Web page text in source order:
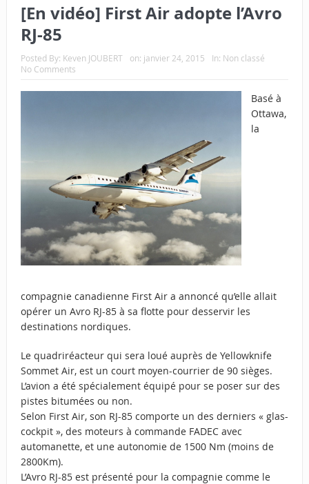
[En vidéo] First Air adopte l’Avro
RJ-85
Posted By: Keven JOUBERT on: janvier 24, 2015 In: Non classé
No Comments
Basé à
Ottawa,
la
compagnie canadienne First Air a annoncé qu’elle allait
opérer un Avro RJ-85 à sa flotte pour desservir les
destinations nordiques.
Le quadriréacteur qui sera loué auprès de Yellowknife
Sommet Air, est un court moyen-courrier de 90 sièges.
L’avion a été spécialement équipé pour se poser sur des
pistes bitumées ou non.
Selon First Air, son RJ-85 comporte un des derniers « glas-
cockpit », des moteurs à commande FADEC avec
automanette, et une autonomie de 1500 Nm (moins de
2800Km).
L’Avro RJ-85 est présenté pour la compagnie comme le